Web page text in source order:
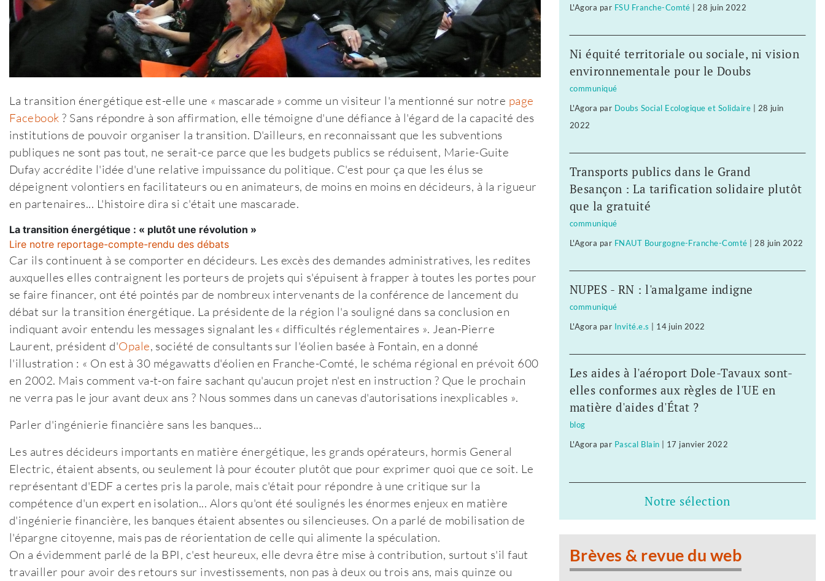
La transition énergétique est-elle une « mascarade » comme un visiteur l'a mentionné sur notre page
Facebook? Sans répondre à son affirmation, elle témoigne d'une défiance à l'égard de la capacité des
institutions de pouvoir organiser la transition. D'ailleurs, en reconnaissant que les subventions
publiques ne sont pas tout, ne serait-ce parce que les budgets publics se réduisent, Marie-Guite
Dufay accrédite l'idée d'une relative impuissance du politique. C'est pour ça que les élus se
dépeignent volontiers en facilitateurs ou en animateurs, de moins en moins en décideurs, à la rigueur
en partenaires... L'histoire dira si c'était une mascarade.
La transition énergétique : « plutôt une révolution »
Lire notre reportage-compte-rendu des débats
Car ils continuent à se comporter en décideurs. Les excès des demandes administratives, les redites
auxquelles elles contraignent les porteurs de projets qui s'épuisent à frapper à toutes les portes pour
se faire financer, ont été pointés par de nombreux intervenants de la conférence de lancement du
débat sur la transition énergétique. La présidente de la région l'a souligné dans sa conclusion en
indiquant avoir entendu les messages signalant les « difficultés réglementaires ». Jean-Pierre
Laurent, président d'Opale, société de consultants sur l'éolien basée à Fontain, en a donné
l'illustration : « On est à 30 mégawatts d'éolien en Franche-Comté, le schéma régional en prévoit 600
en 2002. Mais comment va-t-on faire sachant qu'aucun projet n'est en instruction ? Que le prochain
ne verra pas le jour avant deux ans ? Nous sommes dans un canevas d'autorisations inexplicables ».
Parler d'ingénierie financière sans les banques...
Les autres décideurs importants en matière énergétique, les grands opérateurs, hormis General
Electric, étaient absents, ou seulement là pour écouter plutôt que pour exprimer quoi que ce soit. Le
représentant d'EDF a certes pris la parole, mais c'était pour répondre à une critique sur la
compétence d'un expert en isolation... Alors qu'ont été soulignés les énormes enjeux en matière
d'ingénierie financière, les banques étaient absentes ou silencieuses. On a parlé de mobilisation de
l'épargne citoyenne, mais pas de réorientation de celle qui alimente la spéculation.
On a évidemment parlé de la BPI, c'est heureux, elle devra être mise à contribution, surtout s'il faut
travailler pour avoir des retours sur investissements, non pas à deux ou trois ans, mais quinze ou
L'Agora par FSU Franche-Comté 28 juin 2022
Ni équité territoriale ou sociale, ni vision
environnementale pour le Doubs
communiqué
L'Agora par Doubs Social Ecologique et Solidaire
28 juin
2022
Transports publics dans le Grand
Besançon : La tarification solidaire plutôt
que la gratuité
communiqué
L'Agora par FNAUT Bourgogne-Franche-Comté 28 juin 2022
NUPES - RN : l'amalgame indigne
communiqué
L'Agora par Invité.e.s 14 juin 2022
Les aides à l'aéroport Dole-Tavaux sont-
elles conformes aux règles de l'UE en
matière d'aides d'État ?
blog
L'Agora par Pascal Blain 17 janvier 2022
Notre sélection
Brèves & revue du web